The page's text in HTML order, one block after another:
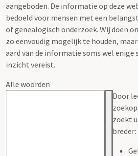
aangeboden. De informatie op deze
bedoeld voor mensen met een
of genealogisch onderzoek. Wij doen
zo eenvoudig mogelijk te houden,
aard van de informatie soms wel
inzicht vereist.
Alle woorden
Door
zoekt
breder: